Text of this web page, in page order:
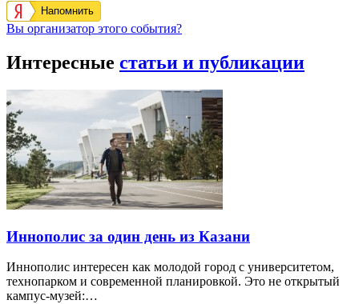
Напомнить
Вы организатор этого события?
Интересные статьи и публикации
Иннополис за один день из Казани
Иннополис интересен как молодой город с университетом,
технопарком и современной планировкой. Это не открытый
кампус-музей:…